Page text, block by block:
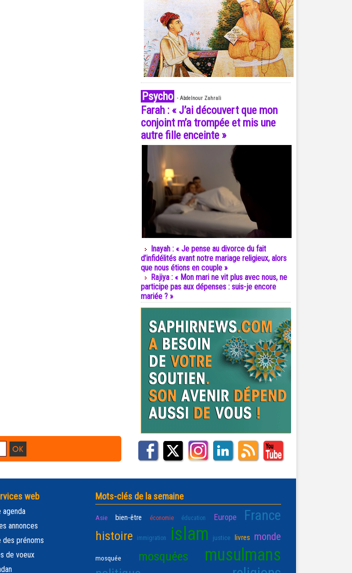
Psycho - Abdelnour Zahrali
Farah : « J’ai découvert que mon
conjoint m’a trompée et mis une
autre fille enceinte »
Inayah : « Je pense au divorce du fait
d’infidélités avant notre mariage religieux, alors
que nous étions en couple »
Rajiya : « Mon mari ne vit plus avec nous, ne
participe pas aux dépenses : suis-je encore
mariée ? »
web
agenda
annonces
des prénoms
de voeux
Mots-clés de la semaine
Asie bien-être économie éducation Europe France
histoire immigration islam justice livres monde
mosquée mosquées musulmans